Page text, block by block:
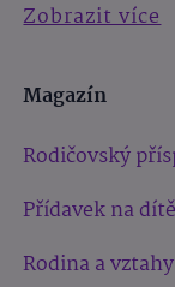
Zobrazit více
Magazín
Rodičovský
Přídavek na dítě
Rodina a vztahy